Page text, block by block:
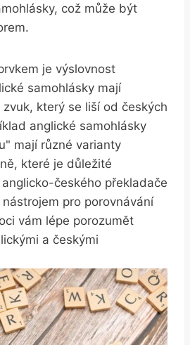
což může být
je výslovnost
samohlásky mají
který se liší od českých
anglické samohlásky
mají různé varianty
které je důležité
českého překladače
pro porovnávání
vám lépe porozumět
a českými